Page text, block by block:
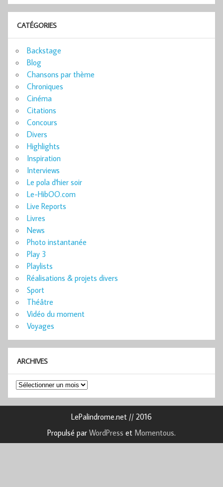
CATÉGORIES
Backstage
Blog
Chansons par thème
Chroniques
Cinéma
Citations
Concours
Divers
Highlights
Inspiration
Interviews
Le pola d'hier soir
Le-HibOO.com
Live Reports
Livres
News
Photo instantanée
Play 3
Playlists
Réalisations & projets divers
Sport
Théâtre
Vidéo du moment
Voyages
ARCHIVES
Archives
LePalindrome.net // 2016
Propulsé par WordPress et Momentous.